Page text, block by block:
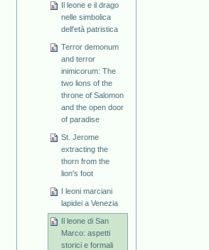
Il leone e il drago
nelle simbolica
dell'età patristica
Terror demonum
and terror
inimicorum: The
two lions of the
throne of Salomon
and the open door
of paradise
St. Jerome
extracting the
thorn from the
lion's foot
I leoni marciani
lapidei a Venezia
Il leone di San
Marco: aspetti
storici e formali